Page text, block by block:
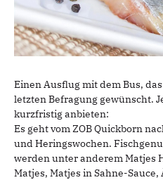
Einen Ausflug mit dem Bus,
letzten Befragung gewünscht.
kurzfristig anbieten:
Es geht vom ZOB Quickborn
und Heringswochen.
werden unter anderem Matjes
Matjes, Matjes in Sahne-